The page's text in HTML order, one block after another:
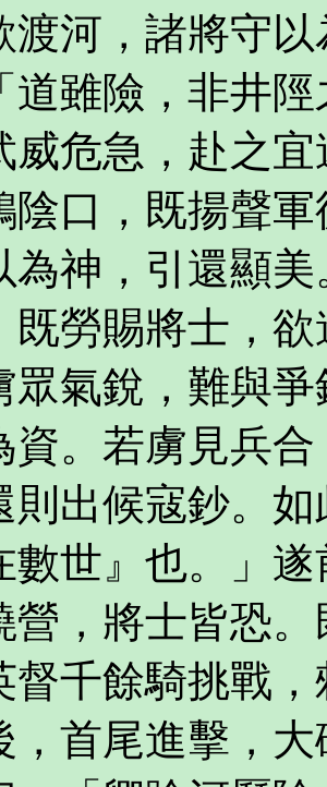
渡河，諸將守
道雖險，非井
威危急，赴之
陰口，既揚聲
為神，引還顯
既勞賜將士，
眾氣銳，難與
資。若虜見兵
則出候寇鈔。
數世』也。」
營，將士皆恐
督千餘騎挑戰
，首尾進擊，